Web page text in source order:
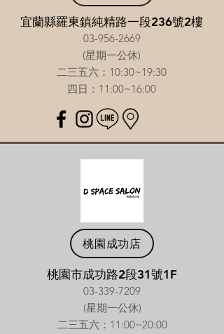
宜蘭縣羅東鎮純精路一段236號2樓
03-956-2669
(星期一公休)
二三五六：10:30~19:30
​四日：11:00~16:00
桃園成功店
桃園市成功路2段31號1F
03-339-7209
(星期一公休)
二三五六：11:00~20:00